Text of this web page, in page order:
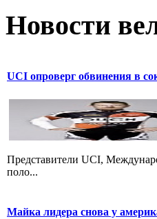
Новости
UCI опроверг обвинения в
Представители UCI,
поло...
Майка лидера снова у